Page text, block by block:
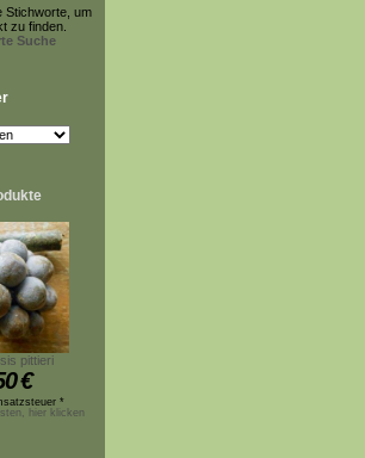
Stichworte, um
zu finden.
Suche
pittieri
€
*
hier klicken